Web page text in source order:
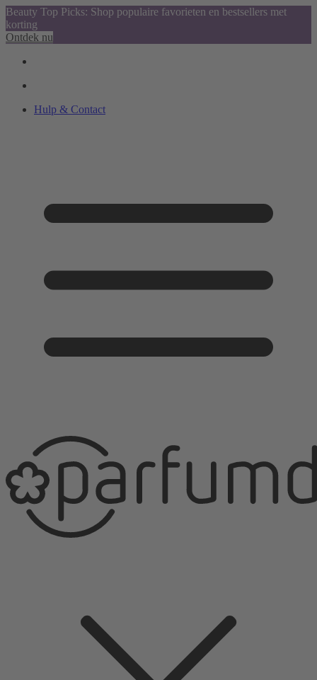
Beauty Top Picks: Shop populaire favorieten en bestsellers met
korting
Ontdek nu
Hulp & Contact